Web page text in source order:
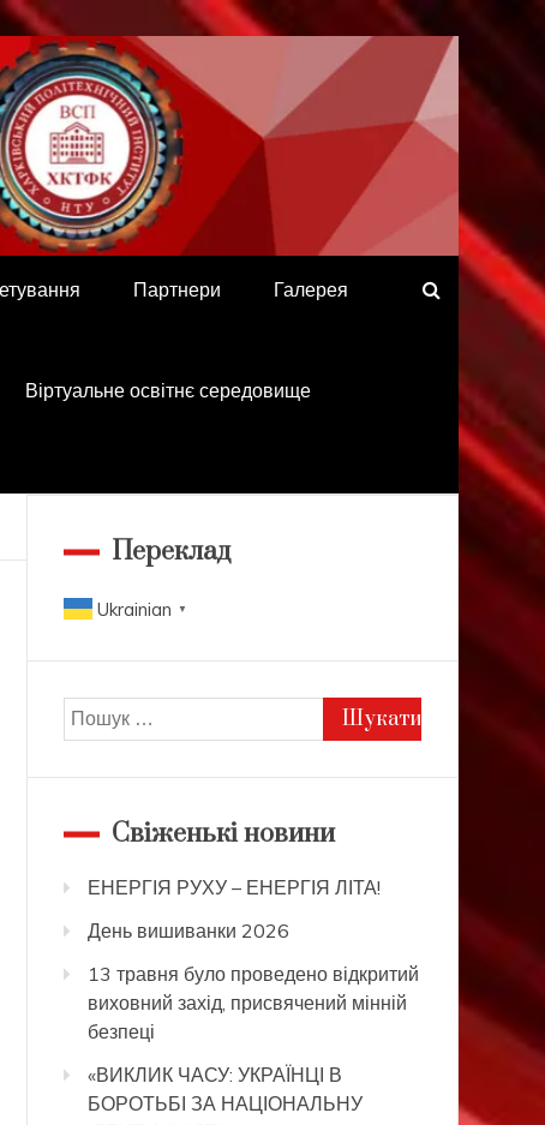
Партнери Галерея
Віртуальне освітнє середовище
Переклад
Ukrainian ▼
Пошук:
Свіженькі новини
ЕНЕРГІЯ РУХУ – ЕНЕРГІЯ ЛІТА!
День вишиванки 2026
13 травня було проведено відкритий
виховний захід, присвячений мінній
безпеці
«ВИКЛИК ЧАСУ: УКРАЇНЦІ В
БОРОТЬБІ ЗА НАЦІОНАЛЬНУ